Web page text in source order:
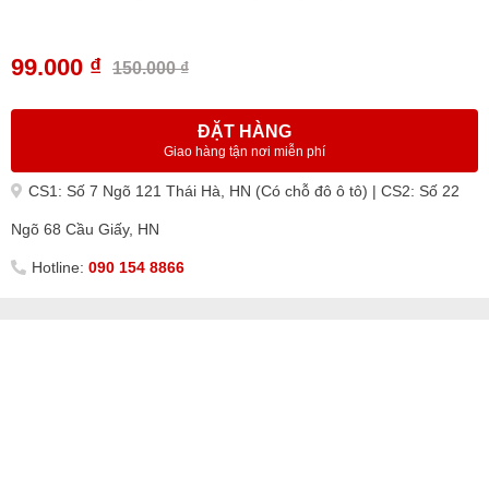
99.000 ₫ 150.000 ₫
ĐẶT HÀNG
Giao hàng tận nơi miễn phí
CS1: Số 7 Ngõ 121 Thái Hà, HN (Có chỗ đô ô tô) | CS2: Số 22
Ngõ 68 Cầu Giấy, HN
Hotline: 090 154 8866